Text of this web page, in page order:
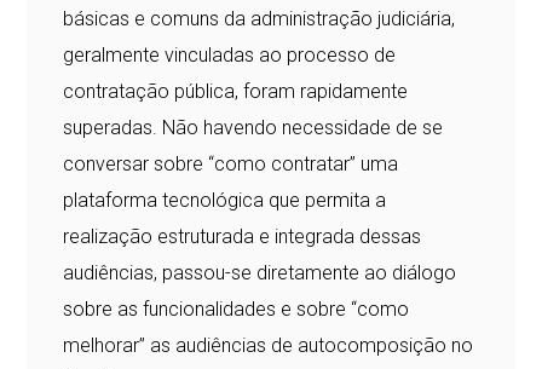
básicas e comuns da administração judiciária,
geralmente vinculadas ao processo de
contratação pública, foram rapidamente
superadas. Não havendo necessidade de se
conversar sobre “como contratar” uma
plataforma tecnológica que permita a
realização estruturada e integrada dessas
audiências, passou-se diretamente ao diálogo
sobre as funcionalidades e sobre “como
melhorar” as audiências de autocomposição no